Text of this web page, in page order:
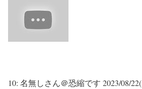
10: 名無しさん＠恐縮です 2023/08/